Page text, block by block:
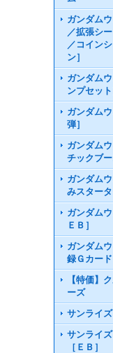
ガンダム
／拡張シ
／コイン
ン］
ガンダム
ンプセット
ガンダム
弾］
ガンダム
チックブー
ガンダム
みスタータ
ガンダム
ＥＢ］
ガンダム
録Ｇカード
【特価】
ーズ
サンライ
サンライ
［ＥＢ］